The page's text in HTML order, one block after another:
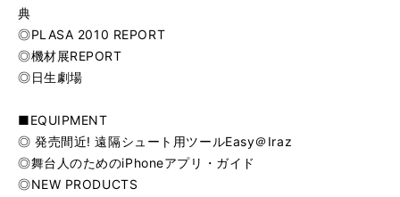
典
◎PLASA 2010 REPORT
◎機材展REPORT
◎日生劇場
■EQUIPMENT
◎ 発売間近! 遠隔シュート用ツールEasy＠Iraz
◎舞台人のためのiPhoneアプリ・ガイド
◎NEW PRODUCTS